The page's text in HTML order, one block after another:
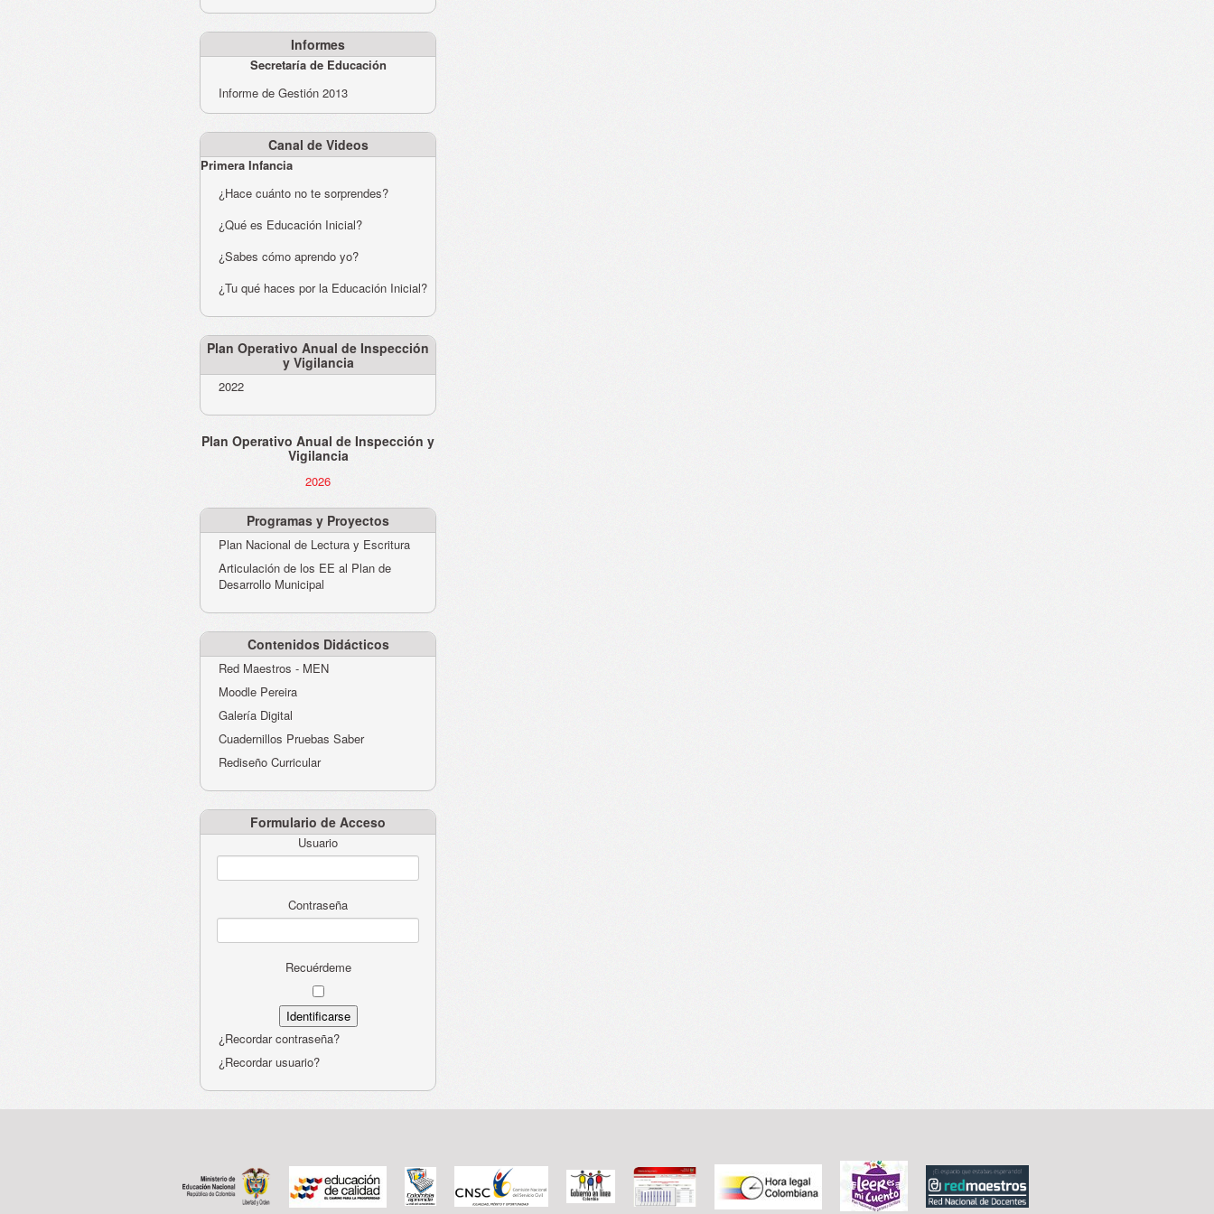
Informes
Secretaría de Educación
Informe de Gestión 2013
Canal de Videos
Primera Infancia
¿Hace cuánto no te sorprendes?
¿Qué es Educación Inicial?
¿Sabes cómo aprendo yo?
¿Tu qué haces por la Educación Inicial?
Plan Operativo Anual de Inspección
y Vigilancia
2022
Plan Operativo Anual de Inspección y
Vigilancia
2026
Programas y Proyectos
Plan Nacional de Lectura y Escritura
Articulación de los EE al Plan de
Desarrollo Municipal
Contenidos Didácticos
Red Maestros - MEN
Moodle Pereira
Galería Digital
Cuadernillos Pruebas Saber
Rediseño Curricular
Formulario de Acceso
Usuario
Contraseña
Recuérdeme
¿Recordar contraseña?
¿Recordar usuario?